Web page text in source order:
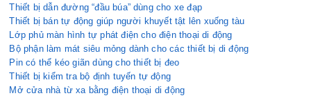
Thiết bị dẫn đường “đầu búa” dùng cho xe đạp
Thiết bị bán tự động giúp người khuyết tật lên xuống tàu
Lớp phủ màn hình tự phát điện cho điện thoại di động
Bộ phận làm mát siêu mỏng dành cho các thiết bị di động
Pin có thể kéo giãn dùng cho thiết bị đeo
Thiết bị kiểm tra bộ định tuyến tự động
Mở cửa nhà từ xa bằng điện thoại di động